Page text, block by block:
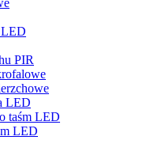
LED
PIR
LED
taśm LED
LED